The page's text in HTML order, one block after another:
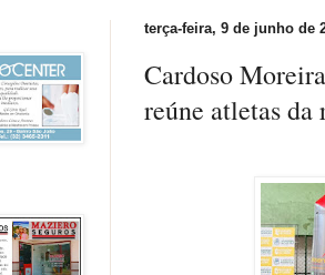
terça-feira, 9 de junho de
Cardoso
reúne atletas da